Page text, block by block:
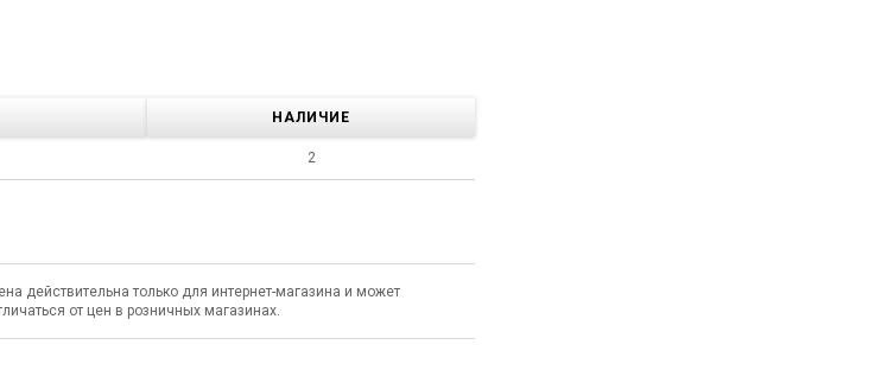
НАЛИЧИЕ
2
действительна только для интернет-магазина и может
от цен в розничных магазинах.